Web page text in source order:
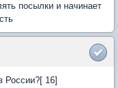
посылки и начинает
России?[ 16]